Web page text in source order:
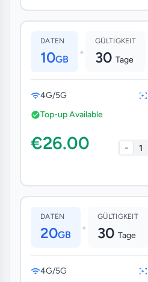
DATEN
10GB •
GÜLTIGKEIT
30 Tage
4G/5G
Top-up Available
€26.00 - 1
DATEN
20GB •
GÜLTIGKEIT
30 Tage
4G/5G